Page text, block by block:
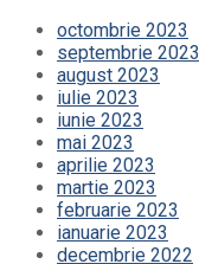
octombrie 2023
septembrie 2023
august 2023
iulie 2023
iunie 2023
mai 2023
aprilie 2023
martie 2023
februarie 2023
ianuarie 2023
decembrie 2022